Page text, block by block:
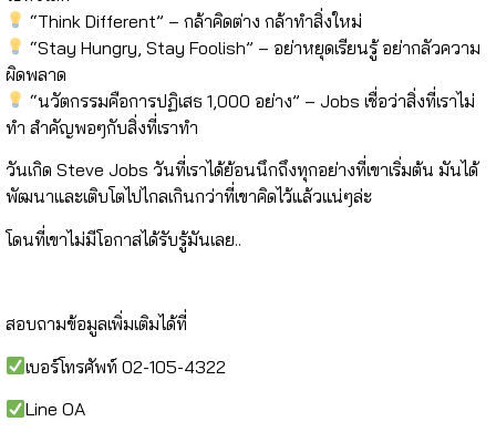
“Think Different” – กล้าคิดต่าง กล้าทำสิ่งใหม่
“Stay Hungry, Stay Foolish” – อย่าหยุดเรียนรู้ อย่ากลัวความ
ผิดพลาด
“นวัตกรรมคือการปฏิเสธ 1,000 อย่าง” – Jobs เชื่อว่าสิ่งที่เราไม่
ทำ สำคัญพอๆกับสิ่งที่เราทำ
วันเกิด Steve Jobs วันที่เราได้ย้อนนึกถึงทุกอย่างที่เขาเริ่มต้น มันได้
พัฒนาและเติบโตไปไกลเกินกว่าที่เขาคิดไว้แล้วแน่ๆล่ะ
โดนที่เขาไม่มีโอกาสได้รับรู้มันเลย..
สอบถามข้อมูลเพิ่มเติมได้ที่
เบอร์โทรศัพท์ 02-105-4322
Line OA